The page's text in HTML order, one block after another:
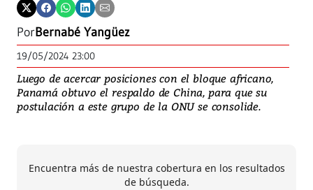
PorBernabé Yangüez
19/05/2024 23:00
Luego de acercar posiciones con el bloque africano,
Panamá obtuvo el respaldo de China, para que su
postulación a este grupo de la ONU se consolide.
Encuentra más de nuestra cobertura en los resultados
de búsqueda.